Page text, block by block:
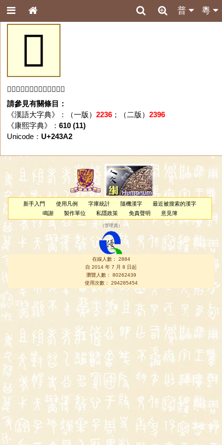
粵
普
𤎢
「𤎢」字未收錄於本資料庫。
請參見有關條目：
《漢語大字典》：（一版） 2236；（二版） 2396
《康熙字典》： 610 (11)
Unicode： U+243A2
新手入門 使用凡例 字庫統計 隨機漢字
最近被搜索的漢字
鳴謝
製作單位 私隱政策 免責聲明 意見簿
（管理員 ）
在線人數： 2884
自 2014 年 7 月 8 日起
瀏覽人數： 80262439
使用次數： 294285454